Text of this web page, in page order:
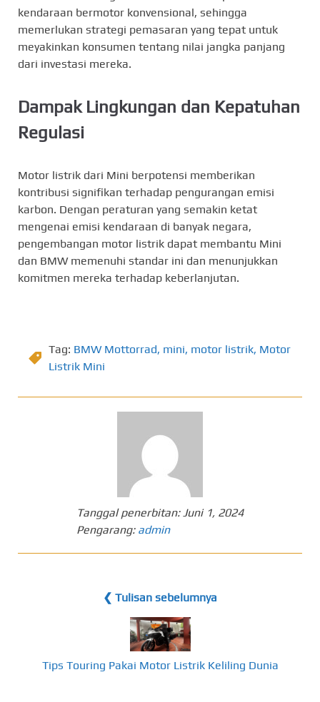
kendaraan bermotor konvensional, sehingga
memerlukan strategi pemasaran yang tepat untuk
meyakinkan konsumen tentang nilai jangka panjang
dari investasi mereka.
Dampak Lingkungan dan Kepatuhan
Regulasi
Motor listrik dari Mini berpotensi memberikan
kontribusi signifikan terhadap pengurangan emisi
karbon. Dengan peraturan yang semakin ketat
mengenai emisi kendaraan di banyak negara,
pengembangan motor listrik dapat membantu Mini
dan BMW memenuhi standar ini dan menunjukkan
komitmen mereka terhadap keberlanjutan.
Tag: BMW Mottorrad, mini, motor listrik, Motor
Listrik Mini
Tanggal penerbitan:Juni 1, 2024
Pengarang: admin
❮ Tulisan sebelumnya
Tips Touring Pakai Motor Listrik Keliling Dunia